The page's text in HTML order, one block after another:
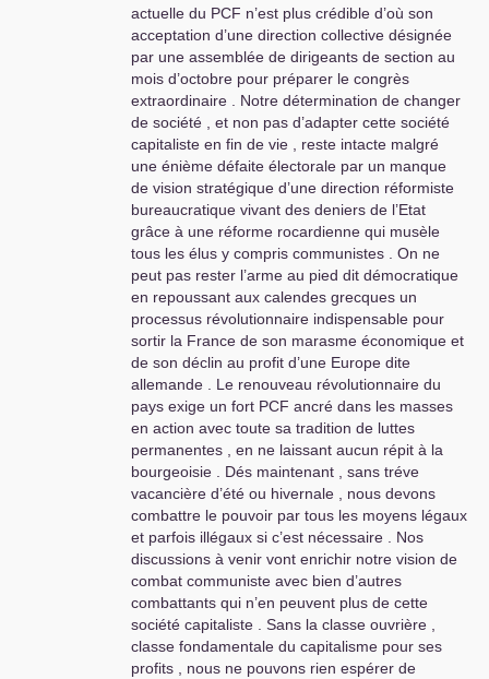
Désobéissance civique ,
occupations de lieux de travail , nuit
debout partout , députés Macron
mis au rencart et bien d’autres
formes d’action qui peut aboutir à
une grève générale
insurrectionnelle qui renverse la 5
république et met en place une 6
république populaire construisant le
socialisme et le communisme
absolument nécessaire face au
chaos économique bourgeois et
son capitalisme de rente qui détruit
la vie des travailleurs et aussi la
planète .
Est-ce que la direction actuelle du
PCFest capable d’offrir cette
nouvelle stratégie d’action aux
militants et au peuple? Si ce n’est
pas possible avec cette direction ,
alors nous devons la changer sur
une base révolutionnaire qui fera
peur au bourgeois et l’obligera à
faire des «fautes historiques»
accélérant sa défaite obligatoire
pour offrir un autre avenir aux
nouvelles générations mises en
jachères permanentes .
actuelle du PCF n’est plus crédible d’où son
acceptation d’une direction collective désignée
par une assemblée de dirigeants de section au
mois d’octobre pour préparer le congrès
extraordinaire . Notre détermination de changer
de société , et non pas d’adapter cette société
capitaliste en fin de vie , reste intacte malgré
une énième défaite électorale par un manque
de vision stratégique d’une direction réformiste
bureaucratique vivant des deniers de l’Etat
grâce à une réforme rocardienne qui musèle
tous les élus y compris communistes . On ne
peut pas rester l’arme au pied dit démocratique
en repoussant aux calendes grecques un
processus révolutionnaire indispensable pour
sortir la France de son marasme économique et
de son déclin au profit d’une Europe dite
allemande . Le renouveau révolutionnaire du
pays exige un fort PCF ancré dans les masses
en action avec toute sa tradition de luttes
permanentes , en ne laissant aucun répit à la
bourgeoisie . Dés maintenant , sans tréve
vacancière d’été ou hivernale , nous devons
combattre le pouvoir par tous les moyens légaux
et parfois illégaux si c’est nécessaire . Nos
discussions à venir vont enrichir notre vision de
combat communiste avec bien d’autres
combattants qui n’en peuvent plus de cette
société capitaliste . Sans la classe ouvrière ,
classe fondamentale du capitalisme pour ses
profits , nous ne pouvons rien espérer de